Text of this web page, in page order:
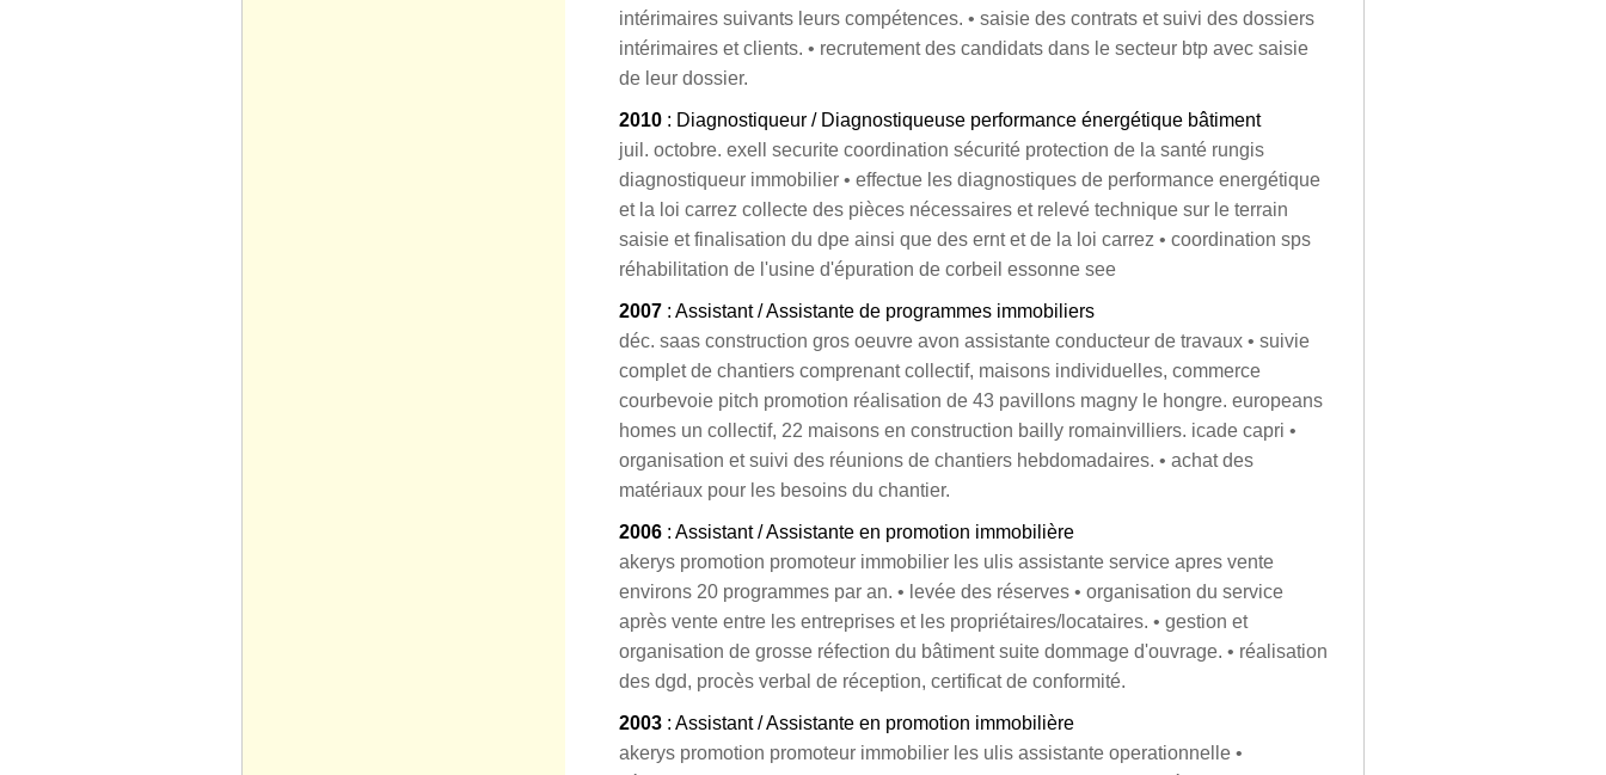
intérimaires suivants leurs compétences. • saisie des contrats et suivi des dossiers
intérimaires et clients. • recrutement des candidats dans le secteur btp avec saisie
de leur dossier.
2010 : Diagnostiqueur / Diagnostiqueuse performance énergétique bâtiment
juil. octobre. exell securite coordination sécurité protection de la santé rungis
diagnostiqueur immobilier • effectue les diagnostiques de performance energétique
et la loi carrez collecte des pièces nécessaires et relevé technique sur le terrain
saisie et finalisation du dpe ainsi que des ernt et de la loi carrez • coordination sps
réhabilitation de l'usine d'épuration de corbeil essonne see
2007 : Assistant / Assistante de programmes immobiliers
déc. saas construction gros oeuvre avon assistante conducteur de travaux • suivie
complet de chantiers comprenant collectif, maisons individuelles, commerce
courbevoie pitch promotion réalisation de 43 pavillons magny le hongre. europeans
homes un collectif, 22 maisons en construction bailly romainvilliers. icade capri •
organisation et suivi des réunions de chantiers hebdomadaires. • achat des
matériaux pour les besoins du chantier.
2006 : Assistant / Assistante en promotion immobilière
akerys promotion promoteur immobilier les ulis assistante service apres vente
environs 20 programmes par an. • levée des réserves • organisation du service
après vente entre les entreprises et les propriétaires/locataires. • gestion et
organisation de grosse réfection du bâtiment suite dommage d'ouvrage. • réalisation
des dgd, procès verbal de réception, certificat de conformité.
2003 : Assistant / Assistante en promotion immobilière
akerys promotion promoteur immobilier les ulis assistante operationnelle •